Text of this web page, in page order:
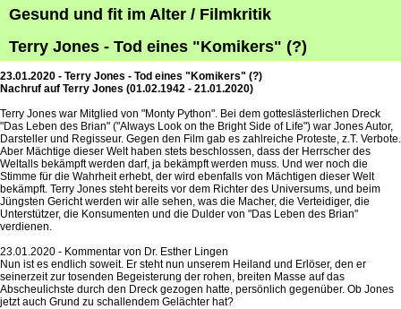
Gesund und fit im Alter / Filmkritik
Terry Jones - Tod eines "Komikers" (?)
23.01.2020 - Terry Jones - Tod eines "Komikers" (?)
Nachruf auf Terry Jones (01.02.1942 - 21.01.2020)
Terry Jones war Mitglied von "Monty Python". Bei dem gotteslästerlichen Dreck
"Das Leben des Brian" ("Always Look on the Bright Side of Life") war Jones Autor,
Darsteller und Regisseur. Gegen den Film gab es zahlreiche Proteste, z.T. Verbote.
Aber Mächtige dieser Welt haben stets beschlossen, dass der Herrscher des
Weltalls bekämpft werden darf, ja bekämpft werden muss. Und wer noch die
Stimme für die Wahrheit erhebt, der wird ebenfalls von Mächtigen dieser Welt
bekämpft. Terry Jones steht bereits vor dem Richter des Universums, und beim
Jüngsten Gericht werden wir alle sehen, was die Macher, die Verteidiger, die
Unterstützer, die Konsumenten und die Dulder von "Das Leben des Brian"
verdienen.
23.01.2020 - Kommentar von Dr. Esther Lingen
Nun ist es endlich soweit. Er steht nun unserem Heiland und Erlöser, den er
seinerzeit zur tosenden Begeisterung der rohen, breiten Masse auf das
Abscheulichste durch den Dreck gezogen hatte, persönlich gegenüber. Ob Jones
jetzt auch Grund zu schallendem Gelächter hat?